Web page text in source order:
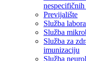
Previjalište
Služba
Služba
Služba za
imunizaciju
Služba